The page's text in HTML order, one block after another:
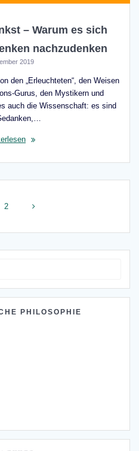
– Warum es sich
nachzudenken
2019
den „Erleuchteten“, den Weisen
Gurus, den Mystikern und
auch die Wissenschaft: es sind
Seite
2
PHILOSOPHIE